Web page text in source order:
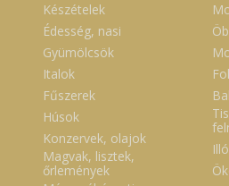
Készételek
Édesség, nasi
Gyümölcsök
Italok
Fűszerek
Húsok
Konzervek, olajok
Magvak, lisztek,
őrlemények